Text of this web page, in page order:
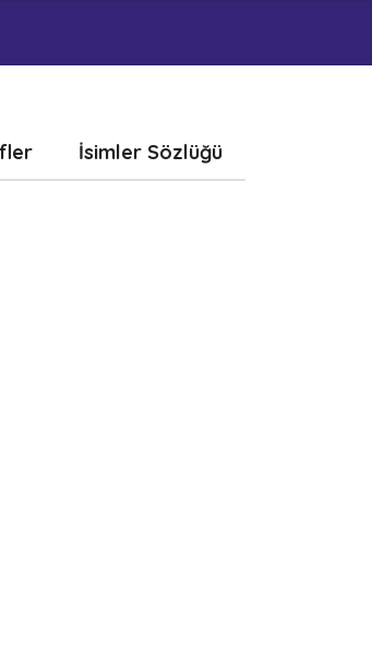
İsimler Sözlüğü